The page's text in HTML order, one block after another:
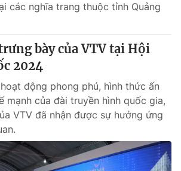
tương lai
các nghĩa trang thuộc tỉnh Quảng
bày của VTV tại Hội
2024
động phong phú, hình thức ấn
mạnh của đài truyền hình quốc gia,
VTV đã nhận được sự hưởng ứng